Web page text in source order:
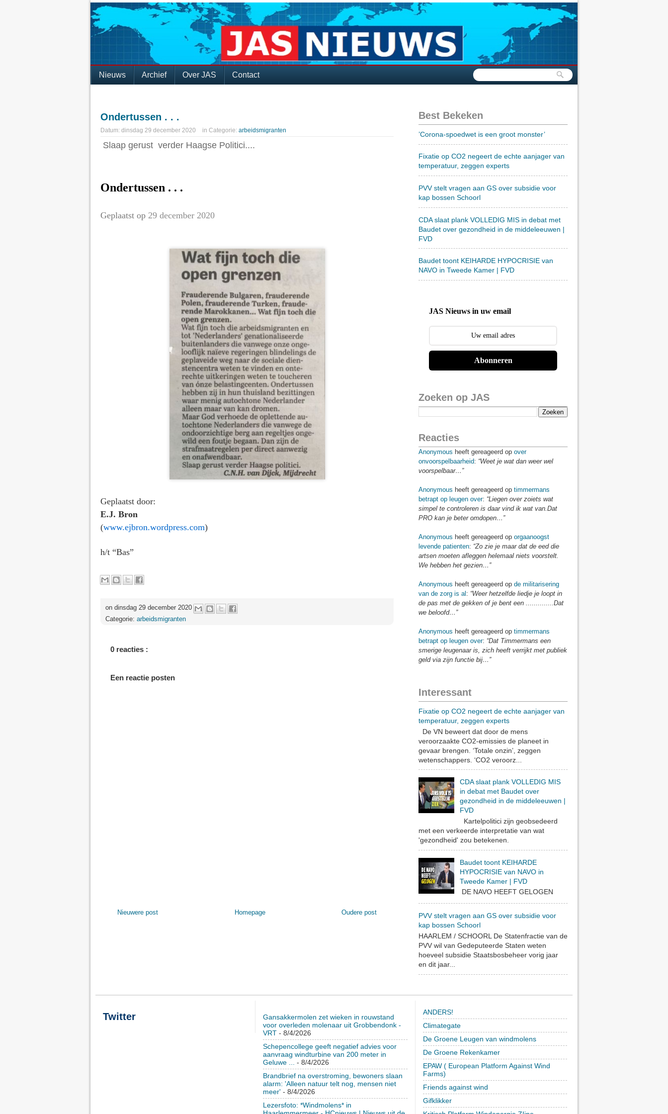
Nieuws Archief Over JAS Contact
Ondertussen . . .
Datum: dinsdag 29 december 2020 in Categorie: arbeidsmigranten
Slaap gerust verder Haagse Politici....
Ondertussen . . .
Geplaatst op 29 december 2020
Geplaatst door:
E.J. Bron
(www.ejbron.wordpress.com)
h/t “Bas”
on dinsdag 29 december 2020
Categorie: arbeidsmigranten
0 reacties :
Een reactie posten
Nieuwere post Oudere post
Homepage
Best Bekeken
’Corona-spoedwet is een groot monster’
Fixatie op CO2 negeert de echte aanjager van
temperatuur, zeggen experts
PVV stelt vragen aan GS over subsidie voor
kap bossen Schoorl
CDA slaat plank VOLLEDIG MIS in debat met
Baudet over gezondheid in de middeleeuwen |
FVD
Baudet toont KEIHARDE HYPOCRISIE van
NAVO in Tweede Kamer | FVD
JAS Nieuws in uw email
Abonneren
Zoeken op JAS
Reacties
Anonymous heeft gereageerd op over
onvoorspelbaarheid: “Weet je wat dan weer wel
voorspelbaar…”
Anonymous heeft gereageerd op timmermans
betrapt op leugen over: “Liegen over zoiets wat
simpel te controleren is daar vind ik wat van.Dat
PRO kan je beter omdopen…”
Anonymous heeft gereageerd op orgaanoogst
levende patienten: “Zo zie je maar dat de eed die
artsen moeten afleggen helemaal niets voorstelt.
We hebben het gezien…”
Anonymous heeft gereageerd op de militarisering
van de zorg is al : “Weer hetzelfde liedje je loopt in
de pas met de gekken of je bent een ..............Dat
we beloofd…”
Anonymous heeft gereageerd op timmermans
betrapt op leugen over: “Dat Timmermans een
smerige leugenaar is, zich heeft verrijkt met publiek
geld via zijn functie bij…”
Interessant
Fixatie op CO2 negeert de echte aanjager van
temperatuur, zeggen experts
De VN beweert dat door de mens
veroorzaakte CO2-emissies de planeet in
gevaar brengen. ‘Totale onzin’, zeggen
wetenschappers. ‘CO2 veroorz...
CDA slaat plank VOLLEDIG MIS
in debat met Baudet over
gezondheid in de middeleeuwen |
FVD
Kartelpolitici zijn geobsedeerd
met een verkeerde interpretatie van wat
'gezondheid' zou betekenen.
Baudet toont KEIHARDE
HYPOCRISIE van NAVO in
Tweede Kamer | FVD
DE NAVO HEEFT GELOGEN
PVV stelt vragen aan GS over subsidie voor
kap bossen Schoorl
HAARLEM / SCHOORL De Statenfractie van de
PVV wil van Gedeputeerde Staten weten
hoeveel subsidie Staatsbosbeheer vorig jaar
en dit jaar...
Twitter
Gansakkermolen zet wieken in rouwstand
voor overleden molenaar uit Grobbendonk -
VRT- 8/4/2026
Schepencollege geeft negatief advies voor
aanvraag windturbine van 200 meter in
Geluwe ...
- 8/4/2026
Brandbrief na overstroming, bewoners slaan
alarm: 'Alleen natuur telt nog, mensen niet
meer' - 8/4/2026
Lezersfoto: *Windmolens* in
ANDERS!
Climategate
De Groene Leugen van windmolens
De Groene Rekenkamer
EPAW ( European Platform Against Wind
Farms)
Friends against wind
Gifklikker